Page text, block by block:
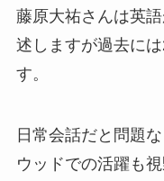
藤原大祐さんは英
述しますが過去に
す。
日常会話だと問題
ウッドでの活躍も